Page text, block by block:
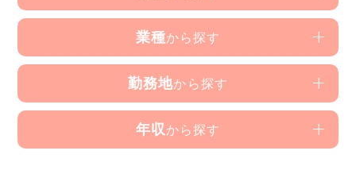
業種から探す
勤務地から探す
年収 から探す